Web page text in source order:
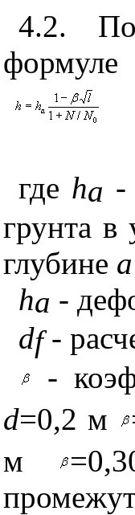
4.2.
формуле
где hа -
грунта в
глубине а
hа -
df-
-
d=0,2 м
м